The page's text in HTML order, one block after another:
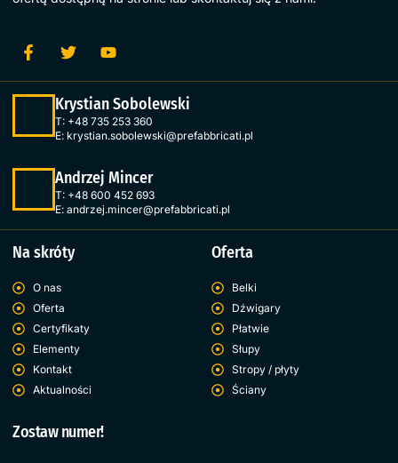
Krystian Sobolewski
T: +48 735 253 360
E: krystian.sobolewski@prefabbricati.pl
Andrzej Mincer
T: +48 600 452 693
E: andrzej.mincer@prefabbricati.pl
Na skróty
O nas
Oferta
Certyfikaty
Elementy
Kontakt
Aktualności
Oferta
Belki
Dźwigary
Płatwie
Słupy
Stropy / płyty
Ściany
Zostaw numer!